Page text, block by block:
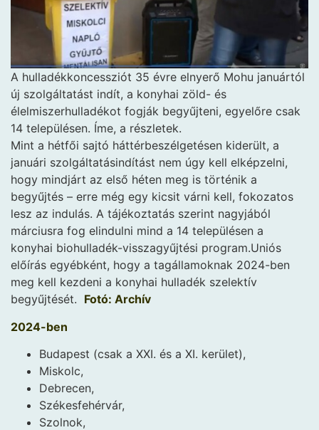
A hulladékkoncessziót 35 évre elnyerő Mohu januártól
új szolgáltatást indít, a konyhai zöld- és
élelmiszerhulladékot fogják begyűjteni, egyelőre csak
14 településen. Íme, a részletek.
Mint a hétfői sajtó háttérbeszélgetésen kiderült, a
januári szolgáltatásindítást nem úgy kell elképzelni,
hogy mindjárt az első héten meg is történik a
begyűjtés – erre még egy kicsit várni kell, fokozatos
lesz az indulás. A tájékoztatás szerint nagyjából
márciusra fog elindulni mind a 14 településen a
konyhai biohulladék-visszagyűjtési program.Uniós
előírás egyébként, hogy a tagállamoknak 2024-ben
meg kell kezdeni a konyhai hulladék szelektív
begyűjtését. Fotó: Archív
2024-ben
Budapest (csak a XXI. és a XI. kerület),
Miskolc,
Debrecen,
Székesfehérvár,
Szolnok,